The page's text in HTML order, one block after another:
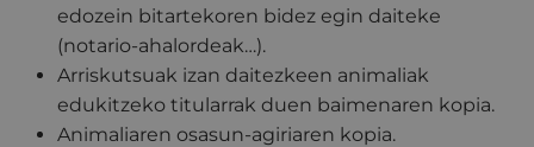
edozein bitartekoren bidez egin daiteke
(notario-ahalordeak…).
Arriskutsuak izan daitezkeen animaliak
edukitzeko titularrak duen baimenaren kopia.
Animaliaren osasun-agiriaren kopia.